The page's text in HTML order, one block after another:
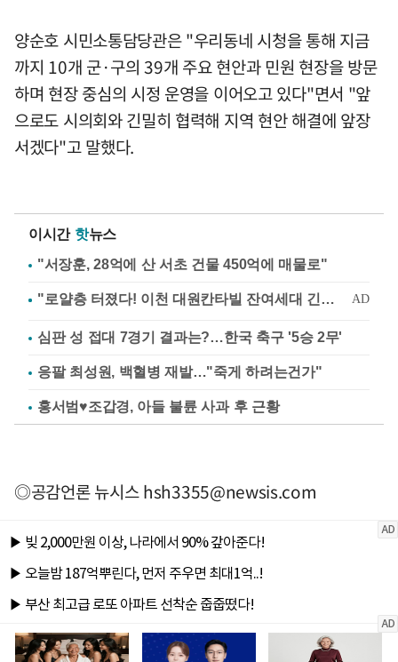
양순호 시민소통담당관은 "우리동네 시청을 통해 지금
까지 10개 군·구의 39개 주요 현안과 민원 현장을 방문
하며 현장 중심의 시정 운영을 이어오고 있다"면서 "앞
으로도 시의회와 긴밀히 협력해 지역 현안 해결에 앞장
서겠다"고 말했다.
이시간 핫뉴스
"서장훈, 28억에 산 서초 건물 450억에 매물로"
심판 성 접대 7경기 결과는?…한국 축구 '5승 2무'
응팔 최성원, 백혈병 재발…"죽게 하려는건가"
홍서범♥조갑경, 아들 불륜 사과 후 근황
◎공감언론 뉴시스hsh3355@newsis.com